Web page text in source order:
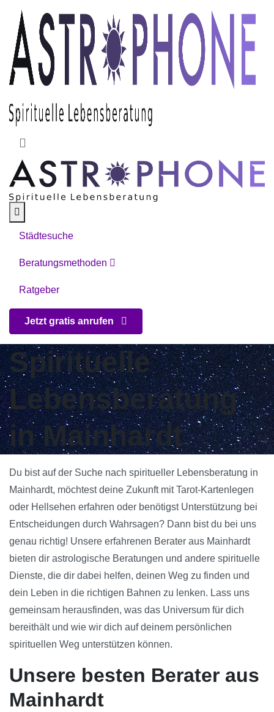
Skip to main content
Städtesuche
Beratungsmethoden
Ratgeber
Jetzt gratis anrufen
Spirituelle
Lebensberatung
in Mainhardt
Du bist auf der Suche nach spiritueller Lebensberatung in
Mainhardt, möchtest deine Zukunft mit Tarot-Kartenlegen
oder Hellsehen erfahren oder benötigst Unterstützung bei
Entscheidungen durch Wahrsagen? Dann bist du bei uns
genau richtig! Unsere erfahrenen Berater aus Mainhardt
bieten dir astrologische Beratungen und andere spirituelle
Dienste, die dir dabei helfen, deinen Weg zu finden und
dein Leben in die richtigen Bahnen zu lenken. Lass uns
gemeinsam herausfinden, was das Universum für dich
bereithält und wie wir dich auf deinem persönlichen
spirituellen Weg unterstützen können.
Unsere besten Berater aus
Mainhardt